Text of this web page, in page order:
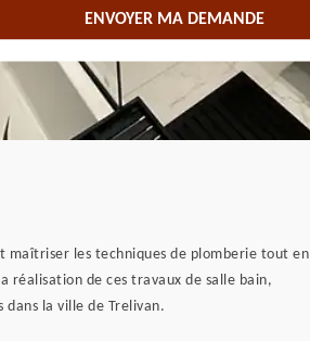
maîtriser les techniques de plomberie tout en
réalisation de ces travaux de salle bain,
dans la ville de Trelivan.